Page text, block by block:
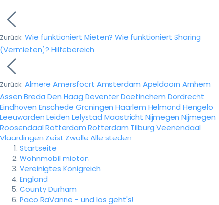
Zurück Wie funktioniert Mieten? Wie funktioniert Sharing
(Vermieten)? Hilfebereich
Zurück Almere Amersfoort Amsterdam Apeldoorn Arnhem
Assen Breda Den Haag DeventerDoetinchem Dordrecht
Eindhoven Enschede Groningen Haarlem Helmond Hengelo
Leeuwarden Leiden Lelystad Maastricht Nijmegen Nijmegen
Roosendaal Rotterdam Rotterdam Tilburg Veenendaal
Vlaardingen Zeist Zwolle Alle steden
Startseite
Wohnmobil mieten
Vereinigtes Königreich
England
County Durham
Paco RaVanne - und los geht's!